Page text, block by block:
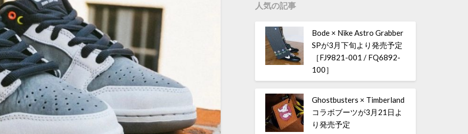
人気の記事
Bode × Nike Astro Grabber
SPが3月下旬より発売予定
［FJ9821-001 / FQ6892-
100］
Ghostbusters × Timberland
コラボブーツが3月21日よ
り発売予定